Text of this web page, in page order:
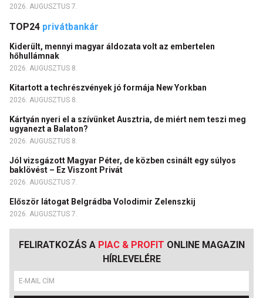
2026. AUGUSZTUS 7.
TOP24 privátbankár
Kiderült, mennyi magyar áldozata volt az embertelen
hőhullámnak
2026. AUGUSZTUS 8.
Kitartott a techrészvények jó formája New Yorkban
2026. AUGUSZTUS 8.
Kártyán nyeri el a szívünket Ausztria, de miért nem teszi meg
ugyanezt a Balaton?
2026. AUGUSZTUS 8.
Jól vizsgázott Magyar Péter, de közben csinált egy súlyos
baklövést – Ez Viszont Privát
2026. AUGUSZTUS 7.
Először látogat Belgrádba Volodimir Zelenszkij
2026. AUGUSZTUS 7.
FELIRATKOZÁS A PIAC & PROFIT ONLINE MAGAZIN
HÍRLEVELÉRE